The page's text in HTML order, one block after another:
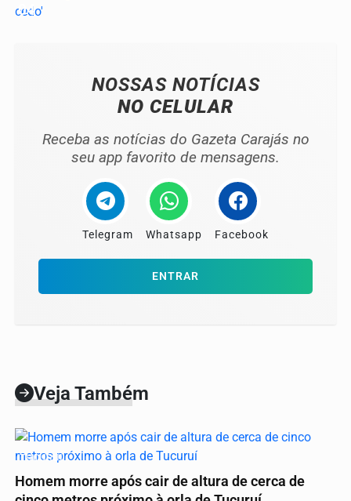
04
NOSSAS NOTÍCIAS
NO CELULAR
Receba as notícias do Gazeta Carajás no
seu app favorito de mensagens.
Telegram Whatsapp Facebook
ENTRAR
Veja Também
TUCURUÍ
Homem morre após cair de altura de cerca de